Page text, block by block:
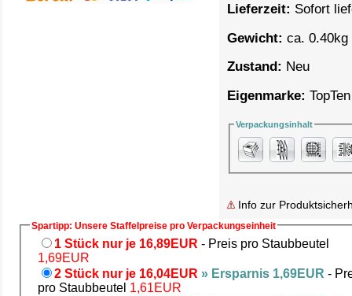
Lieferzeit: Sofort
Gewicht: ca. 0.40kg
Zustand: Neu
Eigenmarke: TopTen
Verpackungsinhalt
Info zur
Spartipp: Unsere Staffelpreise pro Verpackungseinheit
1 Stück nur je 16,89EUR - Preis pro Staubbeutel
1,69EUR
2 Stück nur je 16,04EUR » Ersparnis 1,69EUR -
pro Staubbeutel 1,61EUR